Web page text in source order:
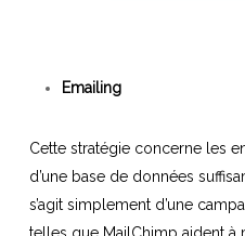
Emailing
Cette stratégie concerne les
d’une base de données
s’agit simplement d’une
telles que MailChimp aident